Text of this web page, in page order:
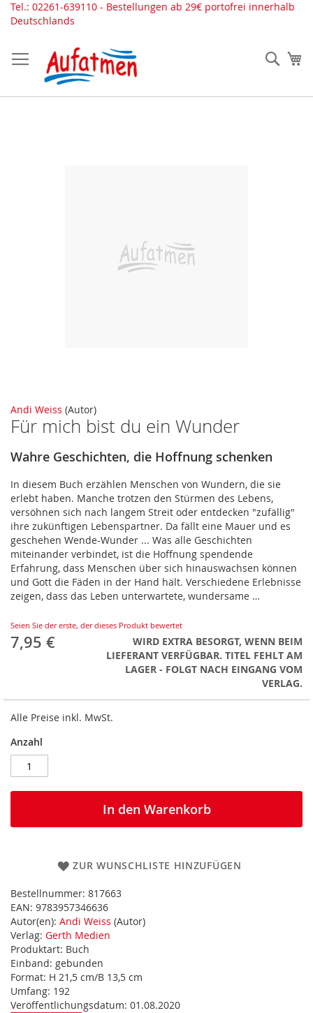
Direkt
zum
Tel.: 02261-639110 - Bestellungen ab 29€ portofrei innerhalb
Deutschlands
Andi Weiss (Autor)
Für mich bist du ein Wunder
Wahre Geschichten, die Hoffnung schenken
In diesem Buch erzählen Menschen von Wundern, die sie
erlebt haben. Manche trotzen den Stürmen des Lebens,
versöhnen sich nach langem Streit oder entdecken "zufällig"
ihre zukünftigen Lebenspartner. Da fällt eine Mauer und es
geschehen Wende-Wunder ... Was alle Geschichten
miteinander verbindet, ist die Hoffnung spendende
Erfahrung, dass Menschen über sich hinauswachsen können
und Gott die Fäden in der Hand hält. Verschiedene Erlebnisse
zeigen, dass das Leben unterwartete, wundersame …
Seien Sie der erste, der dieses Produkt bewertet
7,95 €
WIRD EXTRA BESORGT, WENN BEIM
LIEFERANT VERFÜGBAR. TITEL FEHLT AM
LAGER - FOLGT NACH EINGANG VOM
VERLAG.
Alle Preise inkl. MwSt.
Anzahl
In den Warenkorb
ZUR WUNSCHLISTE HINZUFÜGEN
Bestellnummer: 817663
EAN: 9783957346636
Autor(en): Andi Weiss (Autor)
Verlag: Gerth Medien
Produktart: Buch
Einband: gebunden
Format: H 21,5 cm/B 13,5 cm
Umfang: 192
Veröffentlichungsdatum: 01.08.2020
Zum
Anfang
der
Bildergalerie
springen